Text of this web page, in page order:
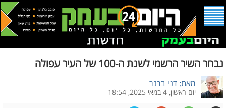
נבחר השיר הרשמי לשנת ה-100 של העיר עפולה
מאת: דני ברנר
יום ראשון, 4 במאי 2025, 18:54